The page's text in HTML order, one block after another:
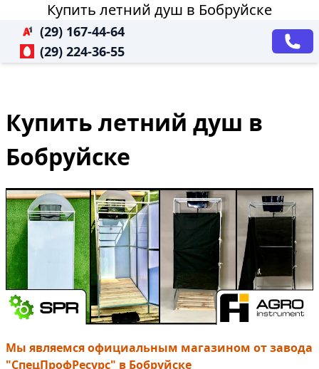
Купить летний душ в Бобруйске
(29) 167-44-64
(29) 224-36-55
Купить летний душ в
Бобруйске
Мы являемся официальным магазином от завода
"СпецПрофРесурс" в Бобруйске